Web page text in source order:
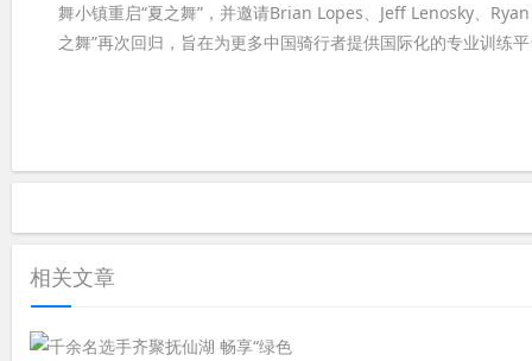
舞小镇重启“夏之舞”，并邀请Brian Lopes、Jeff Lenosky、
之舞”再次回归，旨在为更多中国骑行者提供国际化的专业训练
相关文章